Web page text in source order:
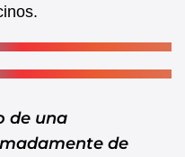
de una
de